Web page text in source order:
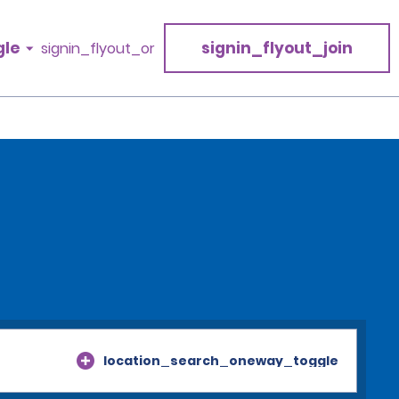
signin_flyout_or signin_flyout_join
location_search_oneway_toggle